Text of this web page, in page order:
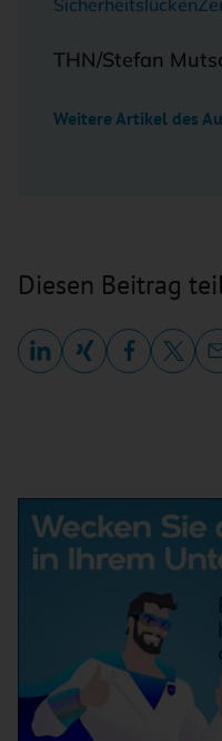
THN/Stefan
Weitere Artikel des
Diesen Beitrag